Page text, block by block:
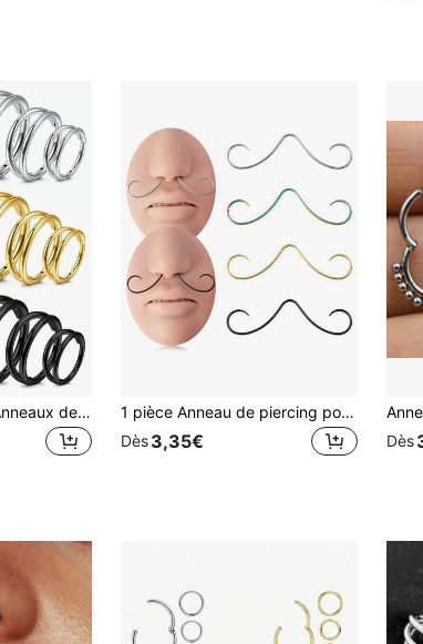
CIZME 1 pièce/set Anneaux de nez clippés hypoallergéniques à double anneau, anneaux de nez en acier inoxydable de 20G, 18G, 16G, 14G, bijoux de septum à segment articulé, piercing corporel, anneaux de lèvre, anneaux d'oreille hélix, cartilage, rook
1 pièce Anneau de piercing pour le nez et le septum en acier chirurgical 316L de jauge 16G, bijou de piercing
Dès3,35€
Dès